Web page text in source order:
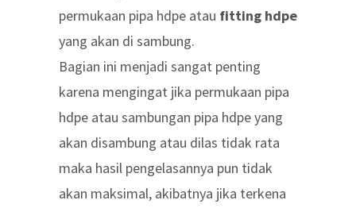
permukaan pipa hdpe atau fitting hdpe
yang akan di sambung.
Bagian ini menjadi sangat penting
karena mengingat jika permukaan pipa
hdpe atau sambungan pipa hdpe yang
akan disambung atau dilas tidak rata
maka hasil pengelasannya pun tidak
akan maksimal, akibatnya jika terkena